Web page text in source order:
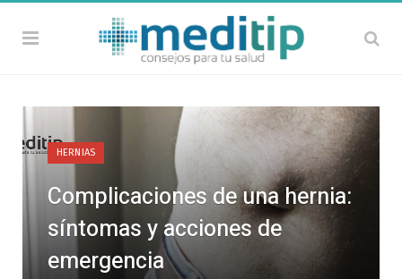
HERNIAS
Complicaciones de una hernia:
síntomas y acciones de
emergencia